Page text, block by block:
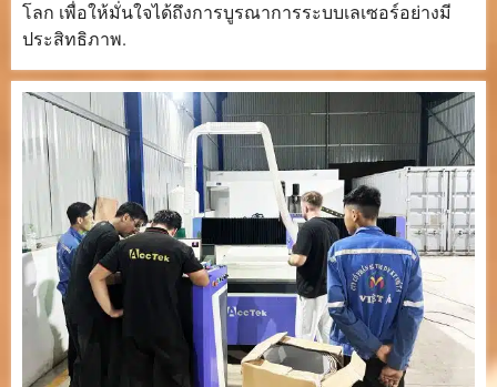
โลก เพื่อให้มั่นใจได้ถึงการบูรณาการระบบเลเซอร์อย่างมี
ประสิทธิภาพ.